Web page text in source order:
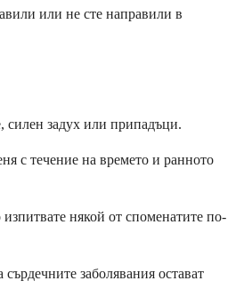
или не сте направили в
силен задух или припадъци.
с течение на времето и ранното
някой от споменатите по-
заболявания остават